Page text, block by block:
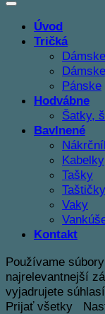
Úvod
Tričká
Pánske
Hodvábne
Šatky,
Bavlnené
Kabelky
Tašky
Taštičky
Vaky
Kontakt
Používame
najrelevantnejší
vyjadrujete
Prijať všetky